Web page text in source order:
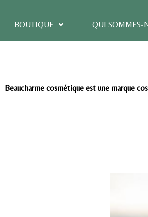
BOUTIQUE QUI SOMMES-
Beaucharme cosmétique est une marque